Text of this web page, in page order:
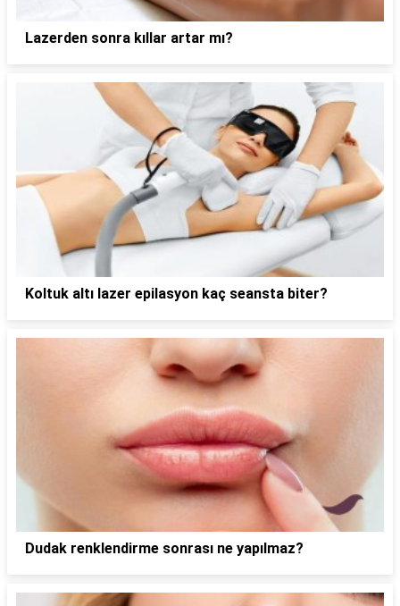
Lazerden sonra kıllar artar mı?
Koltuk altı lazer epilasyon kaç seansta biter?
Dudak renklendirme sonrası ne yapılmaz?